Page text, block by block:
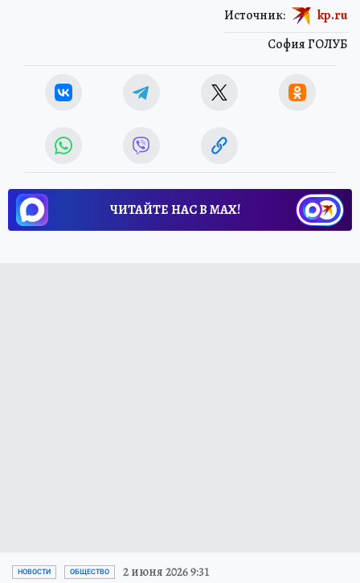
София ГОЛУБ
Источник: kp.ru
ЧИТАЙТЕ НАС В МАХ!
НОВОСТИ ОБЩЕСТВО 2 июня 2026 9:31